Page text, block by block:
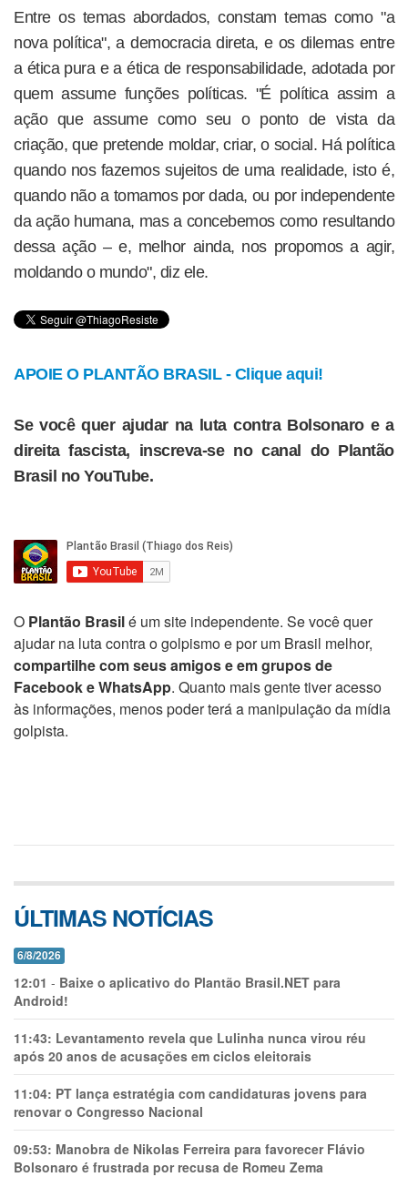
Entre os temas abordados, constam temas como "a
nova política", a democracia direta, e os dilemas entre
a ética pura e a ética de responsabilidade, adotada por
quem assume funções políticas. "É política assim a
ação que assume como seu o ponto de vista da
criação, que pretende moldar, criar, o social. Há política
quando nos fazemos sujeitos de uma realidade, isto é,
quando não a tomamos por dada, ou por independente
da ação humana, mas a concebemos como resultando
dessa ação – e, melhor ainda, nos propomos a agir,
moldando o mundo", diz ele.
APOIE O PLANTÃO BRASIL - Clique aqui!
Se você quer ajudar na luta contra Bolsonaro e a
direita fascista, inscreva-se no canal do Plantão
Brasil no YouTube.
O Plantão Brasilé um site independente. Se você quer
ajudar na luta contra o golpismo e por um Brasil melhor,
compartilhe com seus amigos e em grupos de
Facebook e WhatsApp. Quanto mais gente tiver acesso
às informações, menos poder terá a manipulação da mídia
golpista.
ÚLTIMAS NOTÍCIAS
6/8/2026
12:01 - Baixe o aplicativo do Plantão Brasil.NET para
Android!
11:43: Levantamento revela que Lulinha nunca virou réu
após 20 anos de acusações em ciclos eleitorais
11:04: PT lança estratégia com candidaturas jovens para
renovar o Congresso Nacional
09:53: Manobra de Nikolas Ferreira para favorecer Flávio
Bolsonaro é frustrada por recusa de Romeu Zema